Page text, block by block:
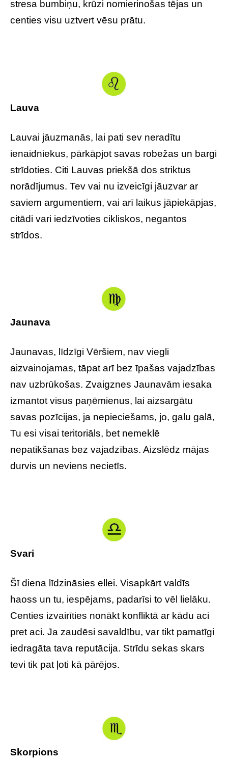
stresa bumbiņu, krūzi nomierinošas tējas un
centies visu uztvert vēsu prātu.
Lauva
Lauvai jāuzmanās, lai pati sev neradītu
ienaidniekus, pārkāpjot savas robežas un bargi
strīdoties. Citi Lauvas priekšā dos striktus
norādījumus. Tev vai nu izveicīgi jāuzvar ar
saviem argumentiem, vai arī laikus jāpiekāpjas,
citādi vari iedzīvoties cikliskos, negantos
strīdos.
Jaunava
Jaunavas, līdzīgi Vēršiem, nav viegli
aizvainojamas, tāpat arī bez īpašas vajadzības
nav uzbrūkošas. Zvaigznes Jaunavām iesaka
izmantot visus paņēmienus, lai aizsargātu
savas pozīcijas, ja nepieciešams, jo, galu galā,
Tu esi visai teritoriāls, bet nemeklē
nepatikšanas bez vajadzības. Aizslēdz mājas
durvis un neviens necietīs.
Svari
Šī diena līdzināsies ellei. Visapkārt valdīs
haoss un tu, iespējams, padarīsi to vēl lielāku.
Centies izvairīties nonākt konfliktā ar kādu aci
pret aci. Ja zaudēsi savaldību, var tikt pamatīgi
iedragāta tava reputācija. Strīdu sekas skars
tevi tik pat ļoti kā pārējos.
Skorpions